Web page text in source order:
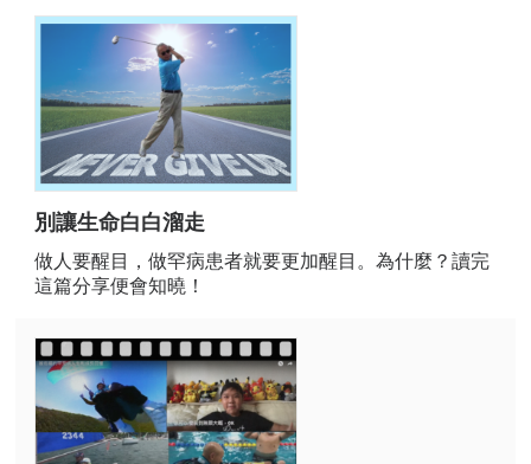
別讓生命白白溜走
做人要醒目，做罕病患者就要更加醒目。為什麼？讀完
這篇分享便會知曉！